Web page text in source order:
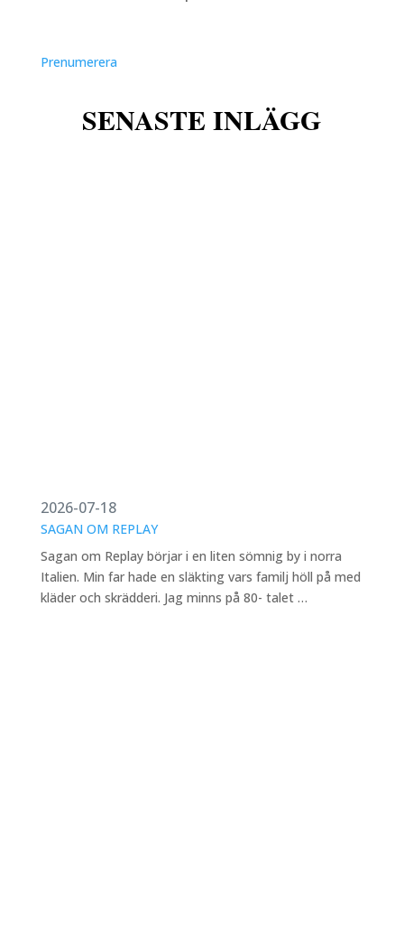
Prenumerera
SENASTE INLÄGG
2026-07-18
SAGAN OM REPLAY
Sagan om Replay börjar i en liten sömnig by i norra
Italien. Min far hade en släkting vars familj höll på med
kläder och skrädderi. Jag minns på 80- talet …